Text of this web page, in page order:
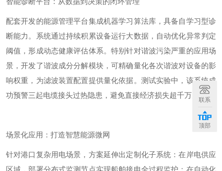
配套开发的能源管理平台集成机器学习算法库，具备自学习型诊
断能力。系统通过持续积累设备运行大数据，自动优化异常判定
阈值，形成动态健康评估体系。特别针对谐波污染严重的应用场
景，开发了谐波成分分解模块，可精确量化各次谐波对设备的影
响权重，为滤波装置配置提供量化依据。 测试实验中，该系统成
功预警三起电缆接头过热隐患，避免直接经济损失超千万元。
场景化应用：打造智慧能源微网
针对港口复杂用电场景，方案延伸出定制化子系统：在岸电供应
区域，部署分布式监测节点实现船舶接电全过程监护；在自动化
联系
顶部